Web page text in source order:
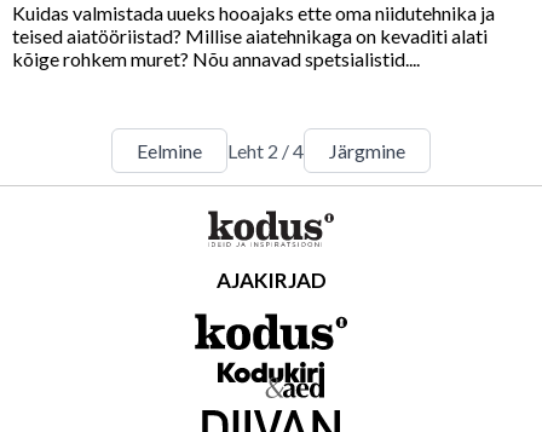
Kuidas valmistada uueks hooajaks ette oma niidutehnika ja
teised aiatööriistad? Millise aiatehnikaga on kevaditi alati
kõige rohkem muret? Nõu annavad spetsialistid....
Eelmine Leht 2 /4 Järgmine
AJAKIRJAD